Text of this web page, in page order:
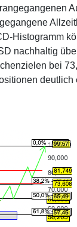
Histogramm
nachhaltig
bei
deutlich